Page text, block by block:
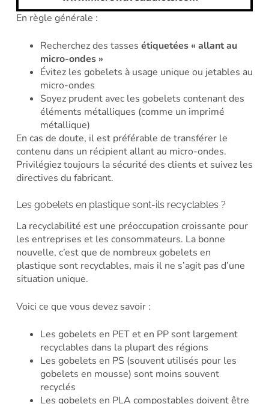
En règle générale :
Recherchez des tasses étiquetées « allant au
micro-ondes »
Évitez les gobelets à usage unique ou jetables au
micro-ondes
Soyez prudent avec les gobelets contenant des
éléments métalliques (comme un imprimé
métallique)
En cas de doute, il est préférable de transférer le
contenu dans un récipient allant au micro-ondes.
Privilégiez toujours la sécurité des clients et suivez les
directives du fabricant.
Les gobelets en plastique sont-ils recyclables ?
La recyclabilité est une préoccupation croissante pour
les entreprises et les consommateurs. La bonne
nouvelle, c’est que de nombreux gobelets en
plastique sont recyclables, mais il ne s’agit pas d’une
situation unique.
Voici ce que vous devez savoir :
Les gobelets en PET et en PP sont largement
recyclables dans la plupart des régions
Les gobelets en PS (souvent utilisés pour les
gobelets en mousse) sont moins souvent
recyclés
Les gobelets en PLA compostables doivent être